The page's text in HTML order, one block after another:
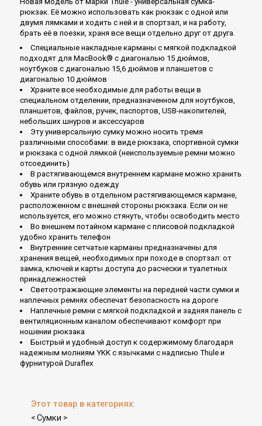
рюкзак. Её можно использовать как рюкзак с одной или
двумя лямками и ходить с ней и в спортзал, и на работу,
брать её в поезки, храня все вещи отдельно друг от друга.
Специальные накладные карманы с мягкой подкладкой
подходят для MacBook® с диагональю 15 дюймов,
ноутбуков с диагональю 15,6 дюймов и планшетов с
диагональю 10 дюймов
Храните все необходимые для работы вещи в
специальном отделении, предназначенном для ноутбуков,
планшетов, файлов, ручек, паспортов, USB-накопителей,
небольших шнуров и аксессуаров
Эту универсальную сумку можно носить тремя
различными способами: в виде рюкзака, спортивной сумки
и рюкзака с одной лямкой (неиспользуемые ремни можно
отсоединить)
В растягивающемся внутреннем кармане можно хранить
обувь или грязную одежду
Храните обувь в отдельном растягивающемся кармане,
расположенном с внешней стороны рюкзака. Если он не
используется, его можно стянуть, чтобы освободить место
Во внешнем потайном кармане с плисовой подкладкой
удобно хранить телефон
Внутренние сетчатые карманы предназначены для
хранения вещей, необходимых при походе в спортзал: от
замка, ключей и карты доступа до расчески и туалетных
принадлежностей
Светоотражающие элементы на передней части сумки и
наплечных ремнях обеспечат безопасность на дороге
Наплечные ремни с мягкой подкладкой и задняя панель с
вентиляционным каналом обеспечивают комфорт при
ношении рюкзака
Быстрый и удобный доступ к содержимому благодаря
надежным молниям YKK с язычками с надписью Thule и
фурнитурой Duraflex
Этот товар в категориях:
< Сумки >